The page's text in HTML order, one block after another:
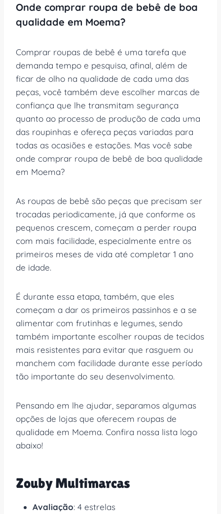
Onde comprar roupa de bebê de boa
qualidade em Moema?
Comprar roupas de bebê é uma tarefa que
demanda tempo e pesquisa, afinal, além de
ficar de olho na qualidade de cada uma das
peças, você também deve escolher marcas de
confiança que lhe transmitam segurança
quanto ao processo de produção de cada uma
das roupinhas e ofereça peças variadas para
todas as ocasiões e estações. Mas você sabe
onde comprar roupa de bebê de boa qualidade
em Moema?
As roupas de bebê são peças que precisam ser
trocadas periodicamente, já que conforme os
pequenos crescem, começam a perder roupa
com mais facilidade, especialmente entre os
primeiros meses de vida até completar 1 ano
de idade.
É durante essa etapa, também, que eles
começam a dar os primeiros passinhos e a se
alimentar com frutinhas e legumes, sendo
também importante escolher roupas de tecidos
mais resistentes para evitar que rasguem ou
manchem com facilidade durante esse período
tão importante do seu desenvolvimento.
Pensando em lhe ajudar, separamos algumas
opções de lojas que oferecem roupas de
qualidade em Moema. Confira nossa lista logo
abaixo!
Zouby Multimarcas
Avaliação: 4 estrelas